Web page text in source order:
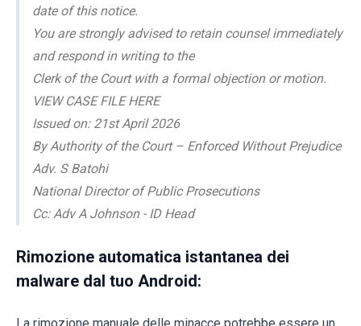
date of this notice.
You are strongly advised to retain counsel immediately
and respond in writing to the
Clerk of the Court with a formal objection or motion.
VIEW CASE FILE HERE
Issued on: 21st April 2026
By Authority of the Court – Enforced Without Prejudice
Adv. S Batohi
National Director of Public Prosecutions
Cc: Adv A Johnson - ID Head
Rimozione automatica istantanea dei
malware dal tuo Android:
La rimozione manuale delle minacce potrebbe essere un